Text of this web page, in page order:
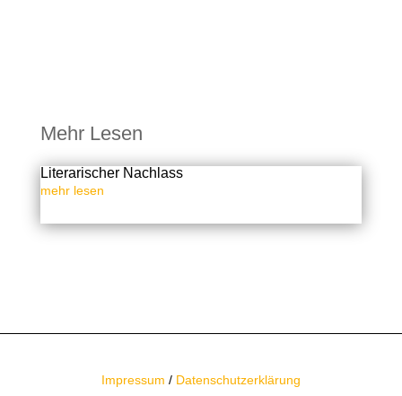
Mehr Lesen
Literarischer Nachlass
mehr lesen
Impressum / Datenschutzerklärung